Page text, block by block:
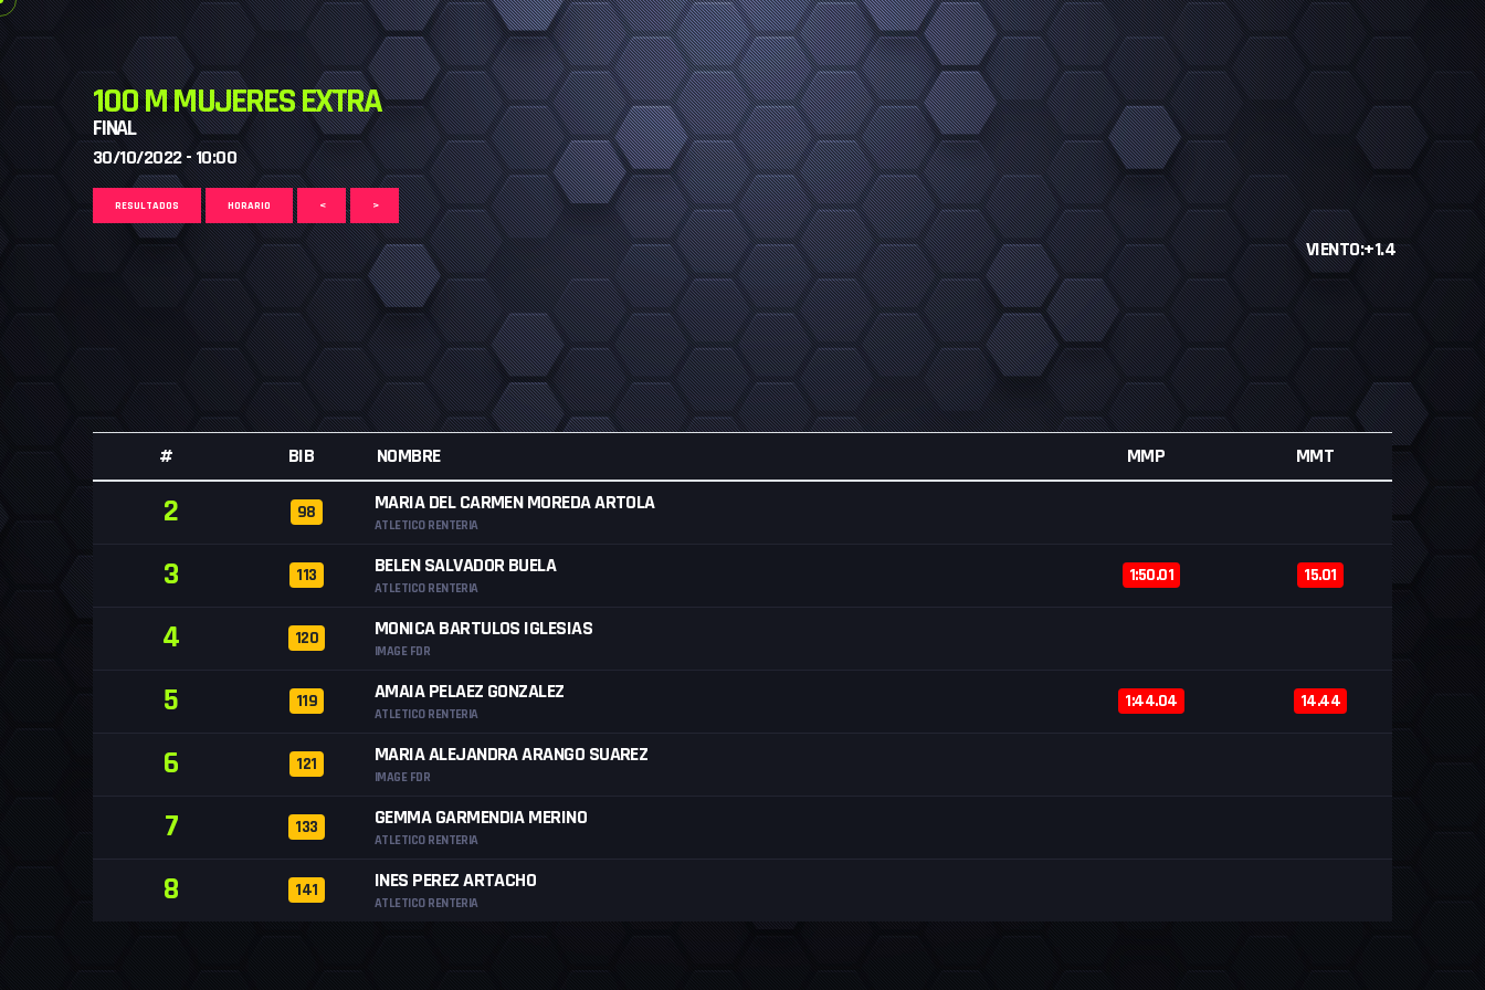
100 M MUJERES EXTRA
FINAL
30/10/2022 - 10:00
RESULTADOS HORARIO < >
VIENTO:+1.4
# BIB NOMBRE MMP MMT
2 98 MARIA DEL CARMEN MOREDA ARTOLA
ATLETICO RENTERIA
3 113 BELEN SALVADOR BUELA
ATLETICO RENTERIA
1:50.01 15.01
4 120 MONICA BARTULOS IGLESIAS
IMAGE FDR
5 119 AMAIA PELAEZ GONZALEZ
ATLETICO RENTERIA
1:44.04 14.44
6 121 MARIA ALEJANDRA ARANGO SUAREZ
IMAGE FDR
7 133 GEMMA GARMENDIA MERINO
ATLETICO RENTERIA
8 141 INES PEREZ ARTACHO
ATLETICO RENTERIA